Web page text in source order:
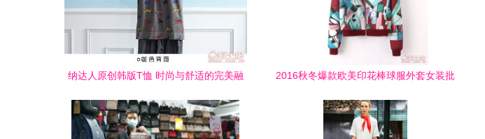
纳达人原创韩版T恤 时尚与舒适的完美融
2016秋冬爆款欧美印花棒球服外套女装批